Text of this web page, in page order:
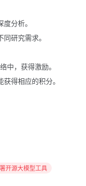
分析。
研究需求。
中，获得激励。
得相应的积分。
开源大模型工具